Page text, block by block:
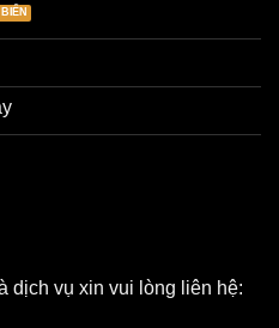
dịch vụ xin vui lòng liên hệ: